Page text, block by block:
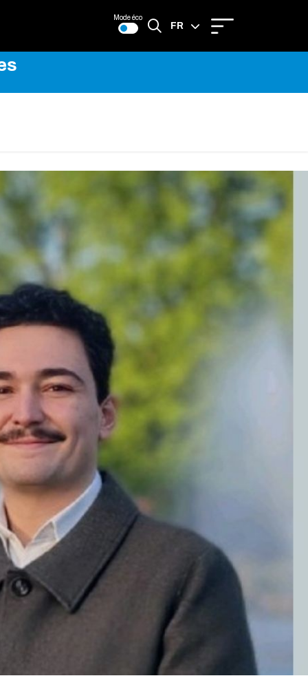
Mode éco
FR